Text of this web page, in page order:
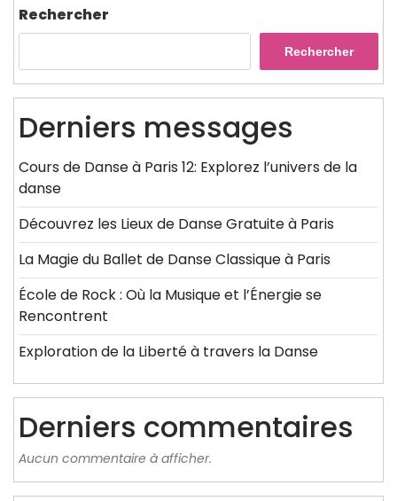
Rechercher
Rechercher
Derniers messages
Cours de Danse à Paris 12: Explorez l’univers de la
danse
Découvrez les Lieux de Danse Gratuite à Paris
La Magie du Ballet de Danse Classique à Paris
École de Rock : Où la Musique et l’Énergie se
Rencontrent
Exploration de la Liberté à travers la Danse
Derniers commentaires
Aucun commentaire à afficher.